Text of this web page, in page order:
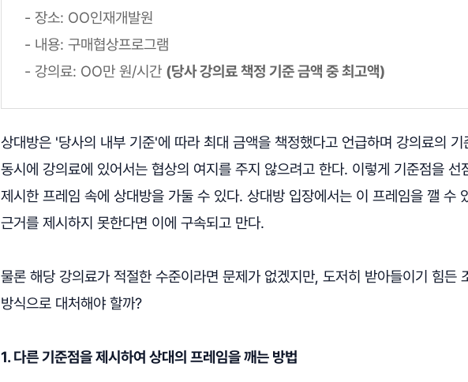
- 장소: OO인재개발원
- 내용: 구매협상프로그램
- 강의료: OO만 원/시간 (당사 강의료 책정 기준 금액 중 최고액)
상대방은 '당사의 내부 기준'에 따라 최대 금액을 책정했다고 언급하며 강의료의 기
동시에 강의료에 있어서는 협상의 여지를 주지 않으려고 한다. 이렇게 기준점을 선
제시한 프레임 속에 상대방을 가둘 수 있다. 상대방 입장에서는 이 프레임을 깰 수
근거를 제시하지 못한다면 이에 구속되고 만다.
물론 해당 강의료가 적절한 수준이라면 문제가 없겠지만, 도저히 받아들이기 힘든
방식으로 대처해야 할까?
1. 다른 기준점을 제시하여 상대의 프레임을 깨는 방법